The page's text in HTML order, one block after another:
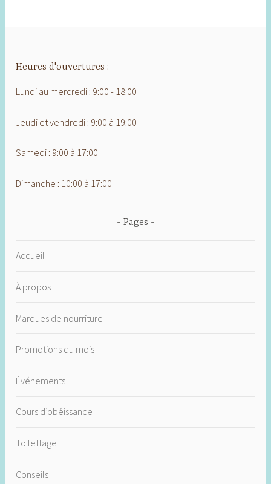
Heures d'ouvertures :
Lundi au mercredi : 9:00 - 18:00
Jeudi et vendredi : 9:00 à 19:00
Samedi : 9:00 à 17:00
Dimanche : 10:00 à 17:00
Pages
Accueil
À propos
Marques de nourriture
Promotions du mois
Événements
Cours d’obéissance
Toilettage
Conseils